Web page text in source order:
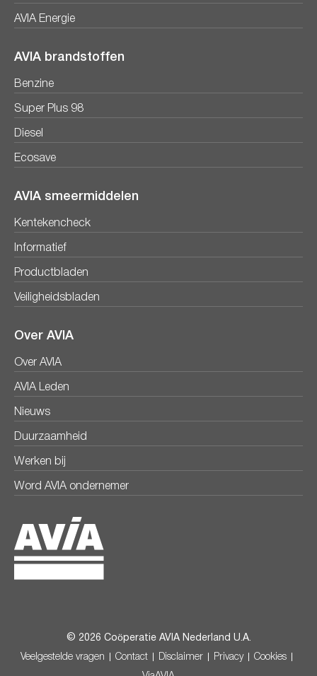
AVIA Energie
AVIA brandstoffen
Benzine
Super Plus 98
Diesel
Ecosave
AVIA smeermiddelen
Kentekencheck
Informatief
Productbladen
Veiligheidsbladen
Over AVIA
Over AVIA
AVIA Leden
Nieuws
Duurzaamheid
Werken bij
Word AVIA ondernemer
© 2026 Coöperatie AVIA Nederland U.A.
Veelgestelde vragen Contact Disclaimer Privacy Cookies